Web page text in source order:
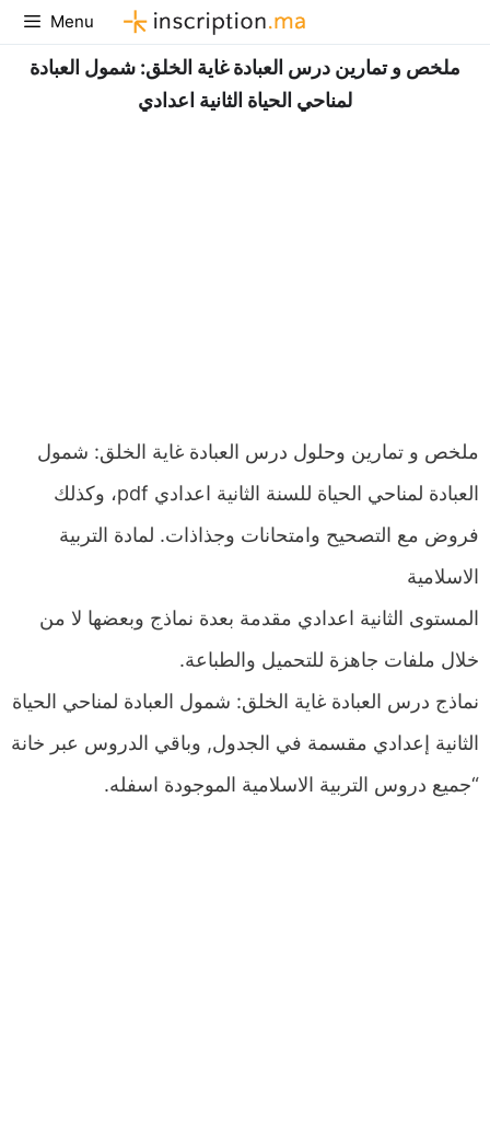
Aller
au
contenu
Menu
ملخص و تمارين درس العبادة غاية الخلق: شمول العبادة
لمناحي الحياة الثانية اعدادي
ملخص و تمارين وحلول درس العبادة غاية الخلق: شمول
العبادة لمناحي الحياة للسنة الثانية اعدادي pdf، وكذلك
فروض مع التصحيح وامتحانات وجذاذات. لمادة التربية
الاسلامية
المستوى الثانية اعدادي مقدمة بعدة نماذج وبعضها لا من
خلال ملفات جاهزة للتحميل والطباعة.
نماذج درس العبادة غاية الخلق: شمول العبادة لمناحي الحياة
الثانية إعدادي مقسمة في الجدول, وباقي الدروس عبر خانة
“جميع دروس التربية الاسلامية الموجودة اسفله.